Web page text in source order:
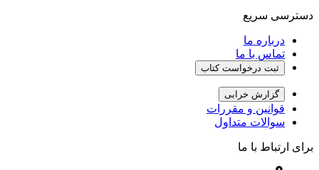
دسترسی سریع
درباره ما
تماس با ما
ثبت درخواست کتاب
گزارش خرابی
قوانین و مقررات
سوالات متداول
برای ارتباط با ما